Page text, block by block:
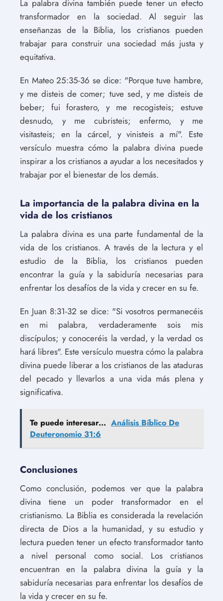
La palabra divina también puede tener un efecto
transformador en la sociedad. Al seguir las
enseñanzas de la Biblia, los cristianos pueden
trabajar para construir una sociedad más justa y
equitativa.
En Mateo 25:35-36 se dice: "Porque tuve hambre,
y me disteis de comer; tuve sed, y me disteis de
beber; fui forastero, y me recogisteis; estuve
desnudo, y me cubristeis; enfermo, y me
visitasteis; en la cárcel, y vinisteis a mí". Este
versículo muestra cómo la palabra divina puede
inspirar a los cristianos a ayudar a los necesitados y
trabajar por el bienestar de los demás.
La importancia de la palabra divina en la
vida de los cristianos
La palabra divina es una parte fundamental de la
vida de los cristianos. A través de la lectura y el
estudio de la Biblia, los cristianos pueden
encontrar la guía y la sabiduría necesarias para
enfrentar los desafíos de la vida y crecer en su fe.
En Juan 8:31-32 se dice: "Si vosotros permanecéis
en mi palabra, verdaderamente sois mis
discípulos; y conoceréis la verdad, y la verdad os
hará libres". Este versículo muestra cómo la palabra
divina puede liberar a los cristianos de las ataduras
del pecado y llevarlos a una vida más plena y
significativa.
Te puede interesar... Análisis Bíblico De
Deuteronomio 31:6
Conclusiones
Como conclusión, podemos ver que la palabra
divina tiene un poder transformador en el
cristianismo. La Biblia es considerada la revelación
directa de Dios a la humanidad, y su estudio y
lectura pueden tener un efecto transformador tanto
a nivel personal como social. Los cristianos
encuentran en la palabra divina la guía y la
sabiduría necesarias para enfrentar los desafíos de
la vida y crecer en su fe.